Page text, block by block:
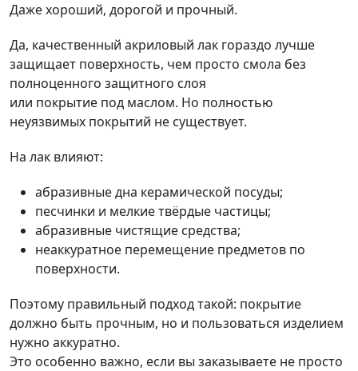
Даже хороший, дорогой и прочный.
Да, качественный акриловый лак гораздо лучше
защищает поверхность, чем просто смола без
полноценного защитного слоя
или покрытие под маслом. Но полностью
неуязвимых покрытий не существует.
На лак влияют:
абразивные дна керамической посуды;
песчинки и мелкие твёрдые частицы;
абразивные чистящие средства;
неаккуратное перемещение предметов по
поверхности.
Поэтому правильный подход такой: покрытие
должно быть прочным, но и пользоваться изделием
нужно аккуратно.
Это особенно важно, если вы заказываете не просто